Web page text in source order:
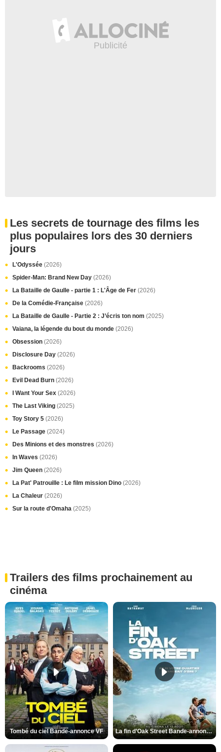
Les secrets de tournage des films les
plus populaires lors des 30 derniers
jours
L'Odyssée (2026)
Spider-Man: Brand New Day (2026)
La Bataille de Gaulle - partie 1 : L'Âge de Fer (2026)
De la Comédie-Française (2026)
La Bataille de Gaulle - Partie 2 : J’écris ton nom (2025)
Vaiana, la légende du bout du monde (2026)
Obsession (2026)
Disclosure Day (2026)
Backrooms (2026)
Evil Dead Burn (2026)
I Want Your Sex (2026)
The Last Viking (2025)
Toy Story 5 (2026)
Le Passage (2024)
Des Minions et des monstres (2026)
In Waves (2026)
Jim Queen (2026)
La Pat' Patrouille : Le film mission Dino (2026)
La Chaleur (2026)
Sur la route d'Omaha (2025)
Trailers des films prochainement au
cinéma
Tombé du ciel Bande-annonce VF La fin d’Oak Street Bande-annonce VO STFR